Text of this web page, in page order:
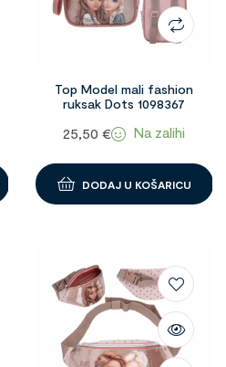
Top Model mali fashion
ruksak Dots 1098367
25,50€ Na zalihi
DODAJ U KOŠARICU